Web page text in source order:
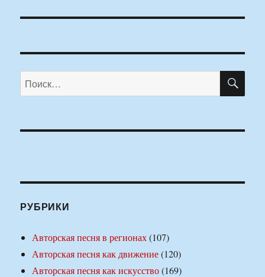
Искать:
РУБРИКИ
Авторская песня в регионах(107)
Авторская песня как движение(120)
Авторская песня как искусство(169)